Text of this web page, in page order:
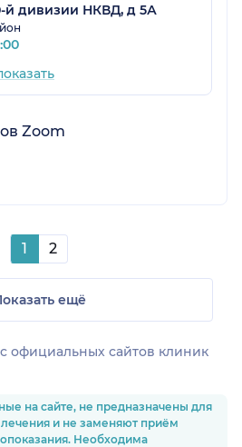
й дивизии НКВД, д 5А
Zoom
1 2
ещё
официальных сайтов клиник
на сайте, не предназначены для
лечения и не заменяют приём
Необходима